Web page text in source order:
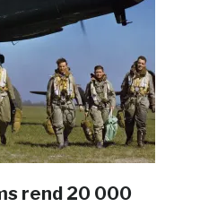
rend 20 000